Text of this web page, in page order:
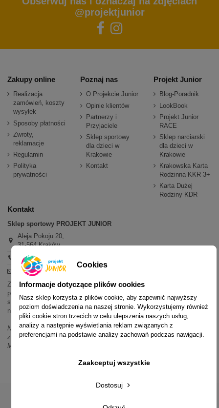
@projektjunior
Zakupy online
Realizacja
zamówień, koszty
wysyłek
Sposoby płatności
Zwroty,
reklamacje
Regulamin
Polityka
prywatności
Poznaj nas
O Projekcie Junior
Opinie klientów
Partnerzy i
Przyjaciele
Sklep sportowy
dla dzieci w
Krakowie
Kontakt
Projekt Junior
Blog-Poradnik
LookBook
Projekt Junior
RACE
Sklep narciarski
dla dzieci w
Krakowie
Krakowska Karta
Rodzinna KKR 3+
Karta Dużej
Rodziny KDR
Kontakt
Sklep sportowy PROJEKT JUNIOR
Aleja Pokoju 20,
31-564 Kraków
+48 600 779 897
sklep@projektjunior.pl
Zapraszamy do sklepu stacjonarnego:
poniedziałek - piątek: 11.00-19.00
sobota: 10.00-14.00
niedziela (każda): nieczynne
Nie odpowiadamy na wiadomości SMS. W sprawach dotyczących
zamówień i oferty prosimy o kontakt mailowy, telefoniczny lub przez
Messenger.
Cookies
Informacje dotyczące plików cookies
Nasz sklep korzysta z plików cookie, aby zapewnić najwyższy
poziom doświadczenia na naszej stronie. Wykorzystujemy również
pliki cookie stron trzecich w celu ulepszenia naszych usług,
analizy a następnie wyświetlania reklam związanych z
preferencjami na podstawie analizy zachowań podczas nawigacji.
Dostosuj
Zaakceptuj wszystkie